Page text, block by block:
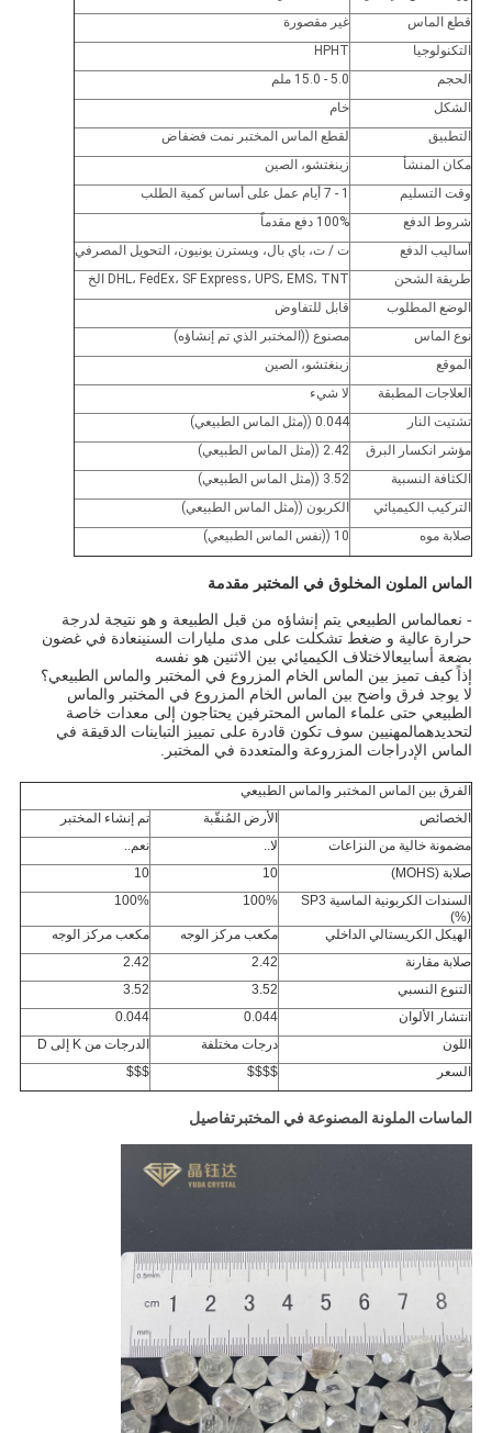
قطع الماس
غير مقصورة
التكنولوجيا
HPHT
الحجم
5.0 - 15.0 ملم
الشكل
خام
التطبيق
لقطع الماس المختبر نمت فضفاض
مكان المنشأ
زينغتشو، الصين
وقت التسليم
1 - 7 أيام عمل على أساس كمية الطلب
شروط الدفع
100% دفع مقدماً
أساليب الدفع
ت / ت، باي بال، ويسترن يونيون، التحويل المصرفي
طريقة الشحن
DHL، FedEx، SF Express، UPS، EMS، TNT الخ
الوضع المطلوب
قابل للتفاوض
نوع الماس
مصنوع ((المختبر الذي تم إنشاؤه)
الموقع
زينغتشو، الصين
العلاجات المطبقة
لا شيء
تشتيت النار
0.044 ((مثل الماس الطبيعي)
مؤشر انكسار البرق
2.42 ((مثل الماس الطبيعي)
الكثافة النسبية
3.52 ((مثل الماس الطبيعي)
التركيب الكيميائي
الكربون ((مثل الماس الطبيعي)
صلابة موه
10 ((نفس الماس الطبيعي)
الماس الملون المخلوق في المختبر مقدمة
- نعمالماس الطبيعي يتم إنشاؤه من قبل الطبيعة و هو نتيجة لدرجة
حرارة عالية و ضغط تشكلت على مدى مليارات السنينعادة في غضون
بضعة أسابيعالاختلاف الكيميائي بين الاثنين هو نفسه
إذاً كيف تميز بين الماس الخام المزروع في المختبر والماس الطبيعي؟
لا يوجد فرق واضح بين الماس الخام المزروع في المختبر والماس
الطبيعي حتى علماء الماس المحترفين يحتاجون إلى معدات خاصة
لتحديدهمالمهنيين سوف تكون قادرة على تمييز التباينات الدقيقة في
الماس الإدراجات المزروعة والمتعددة في المختبر.
الفرق بين الماس المختبر والماس الطبيعي
الخصائص
الأرض المُنقّبة
تم إنشاء المختبر
مضمونة خالية من النزاعات
لا..
نعم..
صلابة (MOHS)
10
10
السندات الكربونية الماسية SP3
(%)
100%
100%
الهيكل الكريستالي الداخلي مكعب مركز الوجه
مكعب مركز الوجه
صلابة مقارنة
2.42
2.42
التنوع النسبي
3.52
3.52
انتشار الألوان
0.044
0.044
اللون
درجات مختلفة
الدرجات من K إلى D
السعر
$$$$
$$$
الماسات الملونة المصنوعة في المختبر تفاصيل